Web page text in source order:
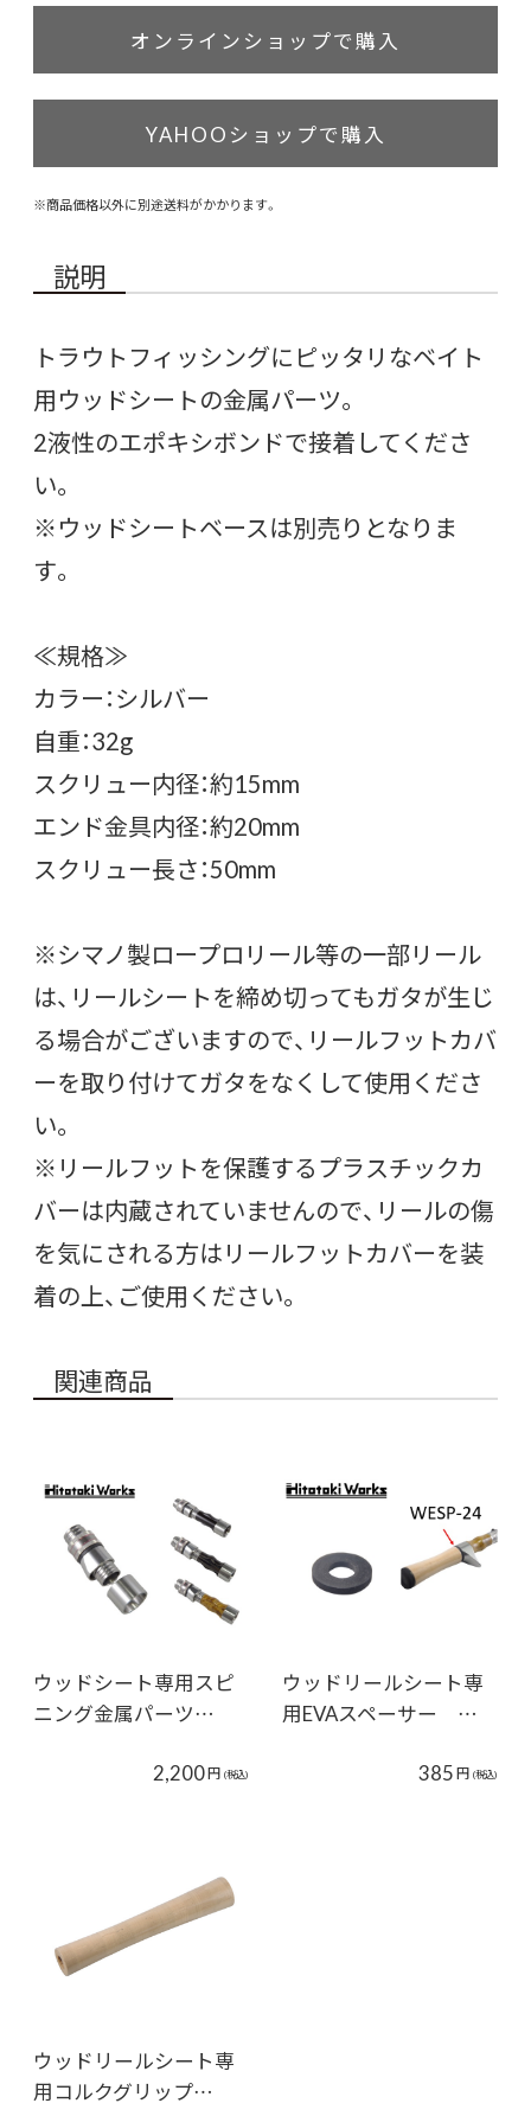
オンラインショップで購入
YAHOOショップで購入
※商品価格以外に別途送料がかかります。
説明
トラウトフィッシングにピッタリなベイト
用ウッドシートの金属パーツ。
2液性のエポキシボンドで接着してくださ
い。
※ウッドシートベースは別売りとなりま
す。
≪規格≫
カラー：シルバー
自重：32g
スクリュー内径：約15mm
エンド金具内径：約20mm
スクリュー長さ：50mm
※シマノ製ロープロリール等の一部リール
は、リールシートを締め切ってもガタが生じ
る場合がございますので、リールフットカバ
ーを取り付けてガタをなくして使用くださ
い。
※リールフットを保護するプラスチックカ
バーは内蔵されていませんので、リールの傷
を気にされる方はリールフットカバーを装
着の上、ご使用ください。
関連商品
ウッドシート専用スピ
ニング金属パーツ…
2,200円 (税込)
ウッドリールシート専
用EVAスペーサー …
385円 (税込)
ウッドリールシート専
用コルクグリップ…